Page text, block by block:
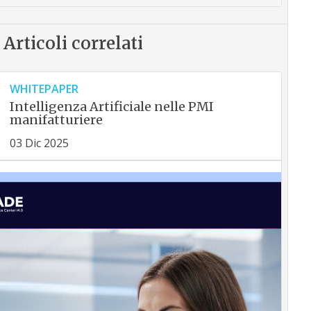
Articoli correlati
WHITEPAPER
Intelligenza Artificiale nelle PMI
manifatturiere
03 Dic 2025